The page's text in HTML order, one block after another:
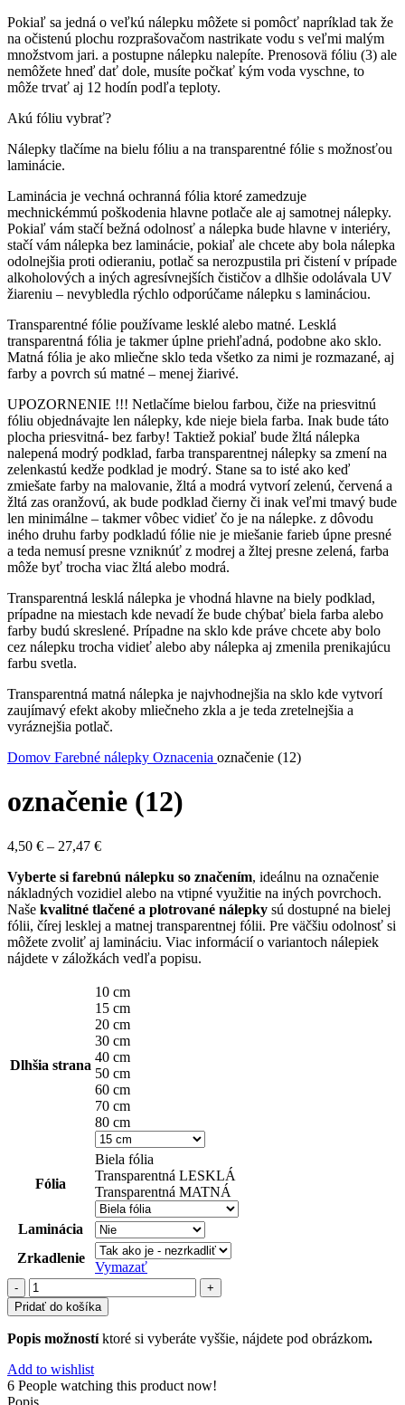
Pokiaľ sa jedná o veľkú nálepku môžete si pomôcť napríklad tak že
na očistenú plochu rozprašovačom nastrikate vodu s veľmi malým
množstvom jari. a postupne nálepku nalepíte. Prenosovä fóliu (3) ale
nemôžete hneď dať dole, musíte počkať kým voda vyschne, to
môže trvať aj 12 hodín podľa teploty.
Akú fóliu vybrať?
Nálepky tlačíme na bielu fóliu a na transparentné fólie s možnosťou
laminácie.
Laminácia je vechná ochranná fólia ktoré zamedzuje
mechnickémmú poškodenia hlavne potlače ale aj samotnej nálepky.
Pokiaľ vám stačí bežná odolnosť a nálepka bude hlavne v interiéry,
stačí vám nálepka bez laminácie, pokiaľ ale chcete aby bola nálepka
odolnejšia proti odieraniu, potlač sa nerozpustila pri čistení v prípade
alkoholových a iných agresívnejších čističov a dlhšie odolávala UV
žiareniu – nevybledla rýchlo odporúčame nálepku s lamináciou.
Transparentné fólie používame lesklé alebo matné. Lesklá
transparentná fólia je takmer úplne priehľadná, podobne ako sklo.
Matná fólia je ako mliečne sklo teda všetko za nimi je rozmazané, aj
farby a povrch sú matné – menej žiarivé.
UPOZORNENIE !!! Netlačíme bielou farbou, čiže na priesvitnú
fóliu objednávajte len nálepky, kde nieje biela farba. Inak bude táto
plocha priesvitná- bez farby! Taktiež pokiaľ bude žltá nálepka
nalepená modrý podklad, farba transparentnej nálepky sa zmení na
zelenkastú kedže podklad je modrý. Stane sa to isté ako keď
zmiešate farby na malovanie, žltá a modrá vytvorí zelenú, červená a
žltá zas oranžovú, ak bude podklad čierny či inak veľmi tmavý bude
len minimálne – takmer vôbec vidieť čo je na nálepke. z dôvodu
iného druhu farby podkladú fólie nie je miešanie farieb úpne presné
a teda nemusí presne vzniknúť z modrej a žltej presne zelená, farba
môže byť trocha viac žltá alebo modrá.
Transparentná lesklá nálepka je vhodná hlavne na biely podklad,
prípadne na miestach kde nevadí že bude chýbať biela farba alebo
farby budú skreslené. Prípadne na sklo kde práve chcete aby bolo
cez nálepku trocha vidieť alebo aby nálepka aj zmenila prenikajúcu
farbu svetla.
Transparentná matná nálepka je najvhodnejšia na sklo kde vytvorí
zaujímavý efekt akoby mliečneho zkla a je teda zretelnejšia a
vyráznejšia potlač.
Domov Farebné nálepky Oznacenia označenie (12)
označenie (12)
4,50 € – 27,47 €Price
4,50 €
through
27,47 €
Vyberte si farebnú nálepku so značením, ideálnu na označenie
nákladných vozidiel alebo na vtipné využitie na iných povrchoch.
Naše kvalitné tlačené a plotrované nálepky sú dostupné na bielej
fólii, čírej lesklej a matnej transparentnej fólii. Pre väčšiu odolnosť si
môžete zvoliť aj lamináciu. Viac informácií o variantoch nálepiek
nájdete v záložkách vedľa popisu.
Dlhšia strana
10 cm
15 cm
20 cm
30 cm
40 cm
50 cm
60 cm
70 cm
80 cm
Fólia
Biela fólia
Transparentná LESKLÁ
Transparentná MATNÁ
Laminácia
Zrkadlenie
Vymazať
množstvo
označenie
(12)
Pridať do košíka
Popis možnostíktoré si vyberáte vyššie, nájdete pod obrázkom.
Add to wishlist
6 People watching this product now!
Popis